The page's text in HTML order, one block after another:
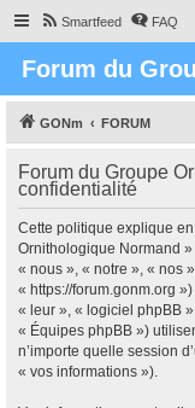
Smartfeed FAQ
Forum du
GONm FORUM
Forum du Groupe
confidentialité
Cette politique explique
Ornithologique Normand
« nous », « notre », « nos
« https://forum.gonm.org
« leur », « logiciel phpBB
« Équipes phpBB »)
n’importe quelle session
« vos informations »).